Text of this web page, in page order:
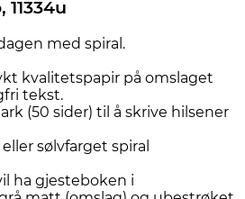
med spiral.
kvalitetspapir på omslaget
tekst.
(50 sider) til å skrive hilsener
sølvfarget spiral
ha gjesteboken i